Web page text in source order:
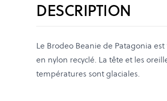
DESCRIPTION
Le Brodeo Beanie de Patagonia
en nylon recyclé. La tête et les
températures sont glaciales.